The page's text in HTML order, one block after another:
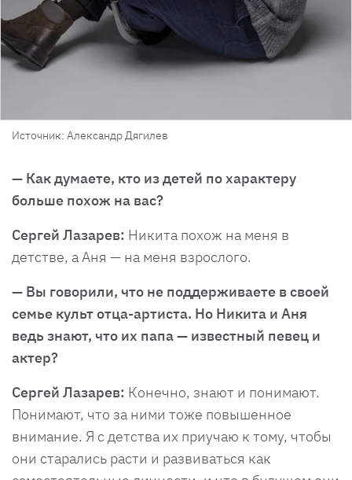
Источник: Александр Дягилев
— Как думаете, кто из детей по характеру
больше похож на вас?
Сергей Лазарев: Никита похож на меня в
детстве, а Аня — на меня взрослого.
— Вы говорили, что не поддерживаете в своей
семье культ отца-артиста. Но Никита и Аня
ведь знают, что их папа — известный певец и
актер?
Сергей Лазарев: Конечно, знают и понимают.
Понимают, что за ними тоже повышенное
внимание. Я с детства их приучаю к тому, чтобы
они старались расти и развиваться как